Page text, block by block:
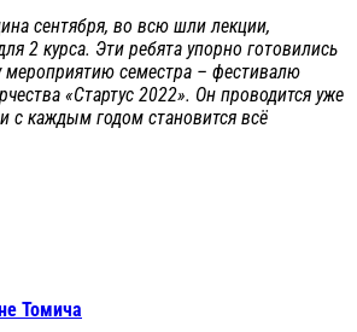
сентября, во всю шли лекции,
2 курса. Эти ребята упорно готовились
семестра – фестивалю
«Стартус 2022». Он проводится уже
с каждым годом становится всё
Томича